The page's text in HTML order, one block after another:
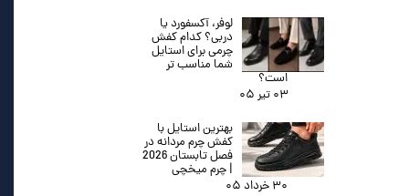
لوفر، آکسفورد یا
دربی؟ کدام کفش
چرمی برای استایل
شما مناسب تر
است؟
۰۳ تیر ۰۵
بهترین استایل با
کفش چرم مردانه در
فصل تابستان 2026
| چرم میخچی
۳۰ خرداد ۰۵